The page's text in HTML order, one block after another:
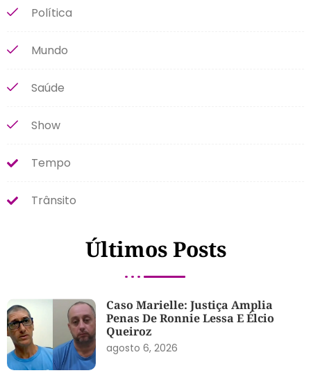
Política
Mundo
Saúde
Show
Tempo
Trânsito
Últimos Posts
Caso Marielle: Justiça Amplia
Penas De Ronnie Lessa E Élcio
Queiroz
agosto 6, 2026